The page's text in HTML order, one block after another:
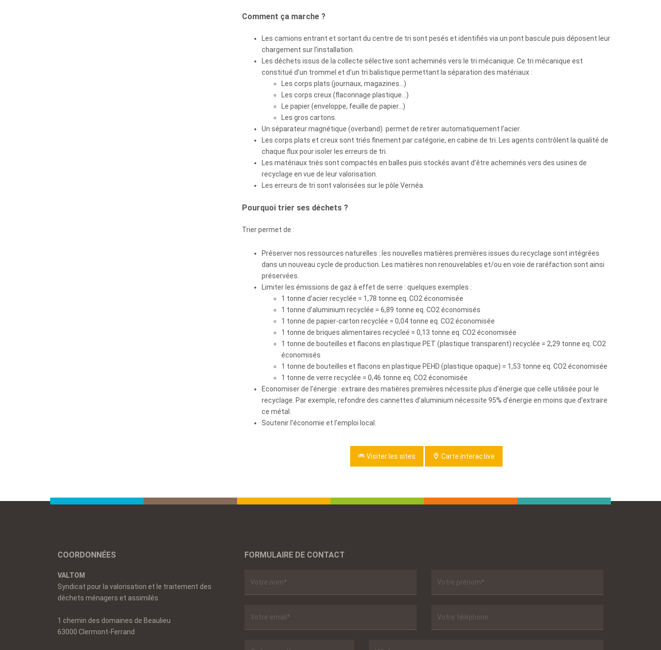
Comment ça marche ?
Les camions entrant et sortant du centre de tri sont pesés et identifiés via un pont bascule puis déposent leur
chargement sur l’installation.
Les déchets issus de la collecte sélective sont acheminés vers le tri mécanique. Ce tri mécanique est
constitué d’un trommel et d’un tri balistique permettant la séparation des matériaux :
Les corps plats (journaux, magazines…)
Les corps creux (flaconnage plastique…)
Le papier (enveloppe, feuille de papier…)
Les gros cartons.
Un séparateur magnétique (overband) permet de retirer automatiquement l’acier.
Les corps plats et creux sont triés finement par catégorie, en cabine de tri. Les agents contrôlent la qualité de
chaque flux pour isoler les erreurs de tri.
Les matériaux triés sont compactés en balles puis stockés avant d’être acheminés vers des usines de
recyclage en vue de leur valorisation.
Les erreurs de tri sont valorisées sur le pôle Vernéa.
Pourquoi trier ses déchets ?
Trier permet de :
Préserver nos ressources naturelles : les nouvelles matières premières issues du recyclage sont intégrées
dans un nouveau cycle de production. Les matières non renouvelables et/ou en voie de raréfaction sont ainsi
préservées.
Limiter les émissions de gaz à effet de serre : quelques exemples :
1 tonne d’acier recyclée = 1,78 tonne eq. CO2 économisée
1 tonne d’aluminium recyclée = 6,89 tonne eq. CO2 économisés
1 tonne de papier-carton recyclée = 0,04 tonne eq. CO2 économisée
1 tonne de briques alimentaires recycleé = 0,13 tonne eq. CO2 économisée
1 tonne de bouteilles et flacons en plastique PET (plastique transparent) recyclée = 2,29 tonne eq. CO2
économisés
1 tonne de bouteilles et flacons en plastique PEHD (plastique opaque) = 1,53 tonne eq. CO2 économisée
1 tonne de verre recyclée = 0,46 tonne eq. CO2 économisée
Economiser de l’énergie : extraire des matières premières nécessite plus d’énergie que celle utilisée pour le
recyclage. Par exemple, refondre des cannettes d’aluminium nécessite 95% d’énergie en moins que d’extraire
ce métal.
Soutenir l’économie et l’emploi local.
Visiter les sites Carte interactive
COORDONNÉES
VALTOM
Syndicat pour la valorisation et le traitement des
déchets ménagers et assimilés
1 chemin des domaines de Beaulieu
63000 Clermont-Ferrand
FORMULAIRE DE CONTACT